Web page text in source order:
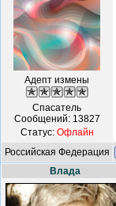
Адепт измены
Спасатель
Сообщений: 13827
Статус: Офлайн
Российская Федерация
Влада